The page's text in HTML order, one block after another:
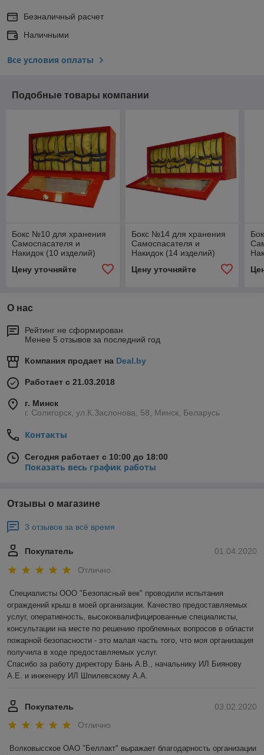
Безналичный расчет
Наличными
Все условия оплаты
Подобные товары компании
Бокс №10 для хранения
Самоспасателя и
Накидок (10 изделий)
Цену уточняйте
Бокс №14 для хранения
Самоспасателя и
Накидок (14 изделий)
Цену уточняйте
О нас
Рейтинг не сформирован
Менее 5 отзывов за последний год
Компания продает на Deal.by
Работает с 21.03.2018
г. Минск
г. Солигорск, ул.К.Заслонова, 58, Минск, Беларусь
Контакты
Сегодня работает с 10:00 до 18:00
Показать весь график работы
Отзывы о магазине
3 отзывов за всё время
01.04.2020
Покупатель
Отлично
Специалисты ООО "Безопасный век" проводили испытания
ограждений крыш в моей организации. Качество предоставляемых
услуг, оперативность, высококвалифицированные специалисты,
консультации на месте по решению проблемных вопросов в области
пожарной безопасности - это малая часть того, что моя организация
получила в ходе предоставляемых услуг.
Спасибо за работу директору Бань А.В., начальнику ИЛ Биянову
А.Е. и инженеру ИЛ Шпилевскому А.А.
03.02.2020
Покупатель
Отлично
Волковысское ОАО "Беллакт" выражает благодарность организации